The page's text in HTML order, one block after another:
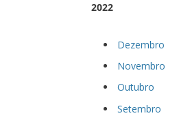
2022
Dezembro
Novembro
Outubro
Setembro